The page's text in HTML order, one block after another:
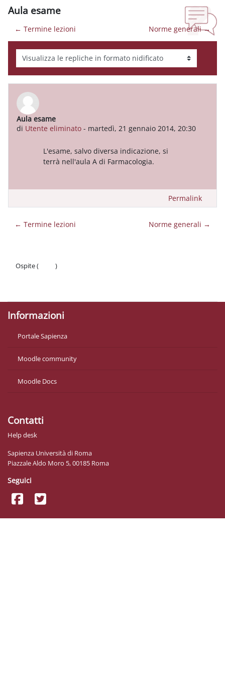
Aula esame
← Termine lezioni Norme generali →
Modalità visualizzazione
Aula esame
di Utente eliminato - martedì, 21 gennaio 2014, 20:30
Numero di risposte: 0
L'esame, salvo diversa indicazione, si
terrà nell'aula A di Farmacologia.
Permalink
← Termine lezioni Norme generali →
Ospite (
)
Informazioni
Portale Sapienza
Moodle community
Moodle Docs
Contatti
Help desk
Sapienza Università di Roma
Piazzale Aldo Moro 5, 00185 Roma
Seguici